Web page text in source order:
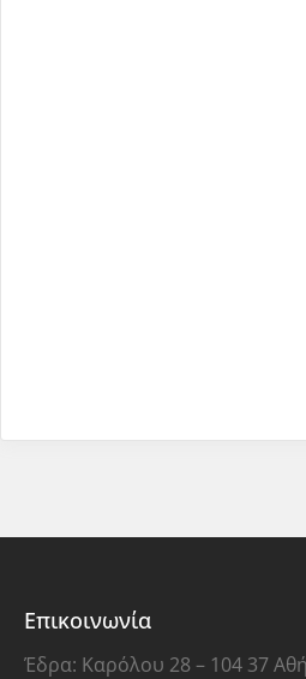
Επικοινωνία
Έδρα: Καρόλου 28 – 104 37